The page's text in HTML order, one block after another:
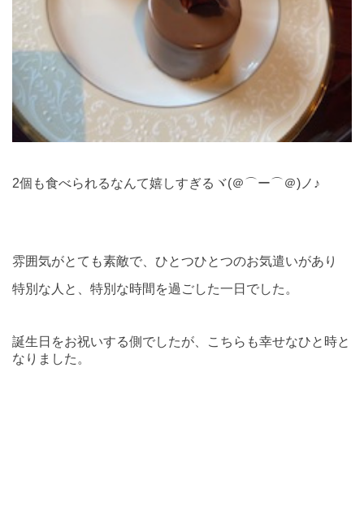
2個も食べられるなんて嬉しすぎるヾ(＠⌒ー⌒＠)ノ♪
雰囲気がとても素敵で、ひとつひとつのお気遣いがあり
特別な人と、特別な時間を過ごした一日でした。
誕生日をお祝いする側でしたが、こちらも幸せなひと時と
なりました。